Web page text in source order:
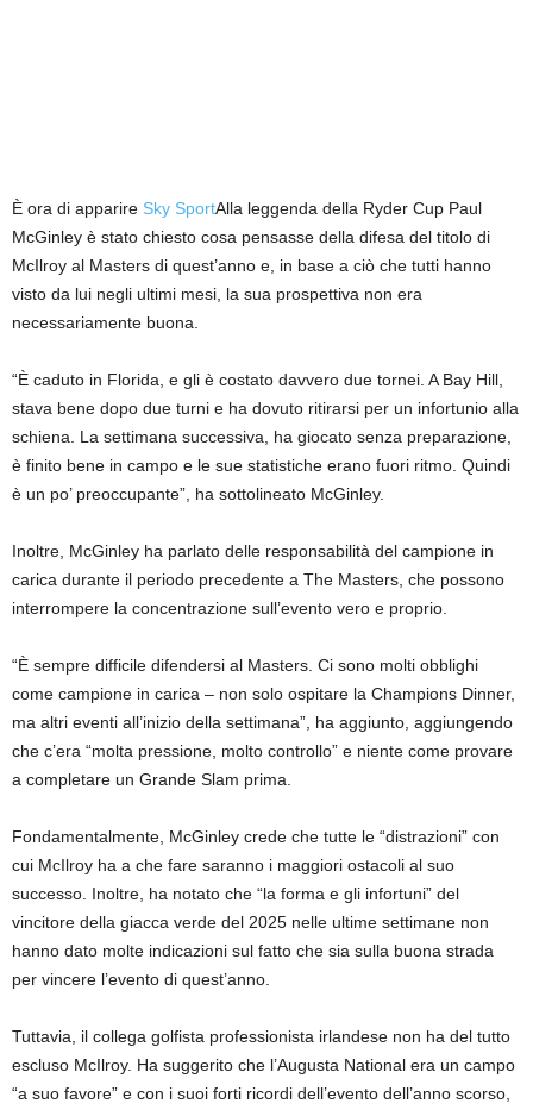
È ora di apparire Sky SportAlla leggenda della Ryder Cup Paul
McGinley è stato chiesto cosa pensasse della difesa del titolo di
McIlroy al Masters di quest’anno e, in base a ciò che tutti hanno
visto da lui negli ultimi mesi, la sua prospettiva non era
necessariamente buona.
“È caduto in Florida, e gli è costato davvero due tornei. A Bay Hill,
stava bene dopo due turni e ha dovuto ritirarsi per un infortunio alla
schiena. La settimana successiva, ha giocato senza preparazione,
è finito bene in campo e le sue statistiche erano fuori ritmo. Quindi
è un po’ preoccupante”, ha sottolineato McGinley.
Inoltre, McGinley ha parlato delle responsabilità del campione in
carica durante il periodo precedente a The Masters, che possono
interrompere la concentrazione sull’evento vero e proprio.
“È sempre difficile difendersi al Masters. Ci sono molti obblighi
come campione in carica – non solo ospitare la Champions Dinner,
ma altri eventi all’inizio della settimana”, ha aggiunto, aggiungendo
che c’era “molta pressione, molto controllo” e niente come provare
a completare un Grande Slam prima.
Fondamentalmente, McGinley crede che tutte le “distrazioni” con
cui McIlroy ha a che fare saranno i maggiori ostacoli al suo
successo. Inoltre, ha notato che “la forma e gli infortuni” del
vincitore della giacca verde del 2025 nelle ultime settimane non
hanno dato molte indicazioni sul fatto che sia sulla buona strada
per vincere l’evento di quest’anno.
Tuttavia, il collega golfista professionista irlandese non ha del tutto
escluso McIlroy. Ha suggerito che l’Augusta National era un campo
“a suo favore” e con i suoi forti ricordi dell’evento dell’anno scorso,